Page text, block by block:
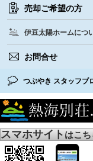
売却ご希望の方
伊豆太陽ホームにつ
お問合せ
つぶやき スタッフブ
スマホサイトはこち